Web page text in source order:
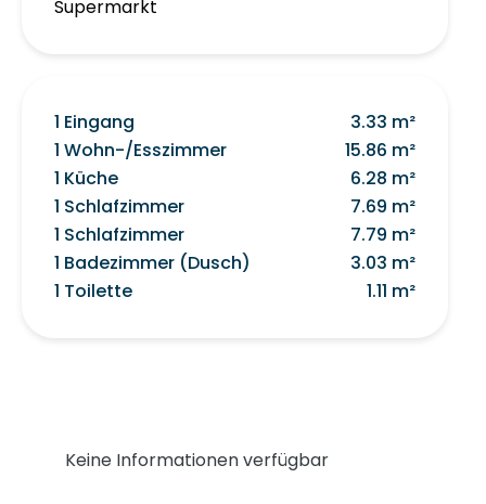
Supermarkt
1 Eingang
3.33 m²
1 Wohn-/Esszimmer
15.86 m²
1 Küche
6.28 m²
1 Schlafzimmer
7.69 m²
1 Schlafzimmer
7.79 m²
1 Badezimmer (Dusch)
3.03 m²
1 Toilette
1.11 m²
Keine Informationen verfügbar